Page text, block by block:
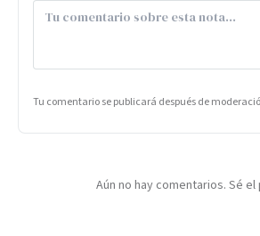
Tu comentario se publicará después de
Aún no hay comentarios. Sé